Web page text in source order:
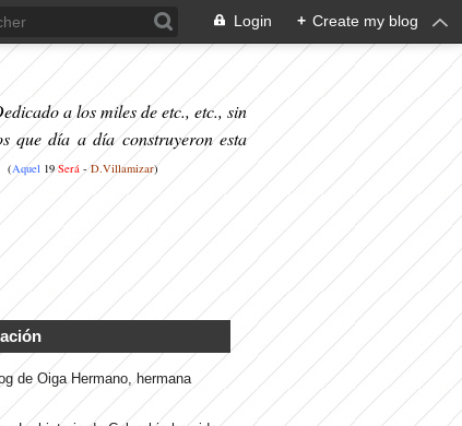
Login + Create my blog
a los miles de etc., etc., sin
que día a día construyeron esta
(Aquel 19 Será - D.Villamizar)
de Oiga Hermano, hermana